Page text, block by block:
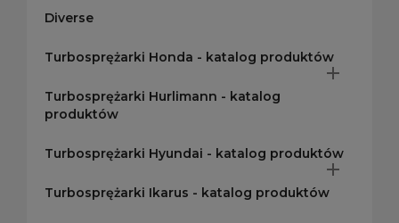
Diverse
Turbosprężarki Honda - katalog produktów

Turbosprężarki Hurlimann - katalog
produktów
Turbosprężarki Hyundai - katalog produktów

Turbosprężarki Ikarus - katalog produktów